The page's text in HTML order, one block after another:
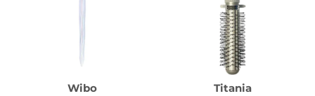
Wibo Titania